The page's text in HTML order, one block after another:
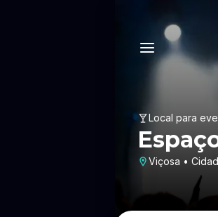
Local para
Viçosa •